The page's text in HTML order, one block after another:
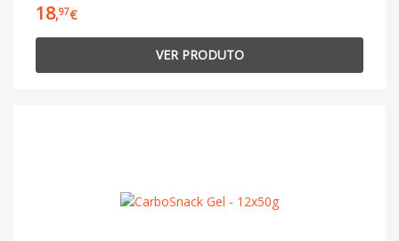
18,97€
VER PRODUTO